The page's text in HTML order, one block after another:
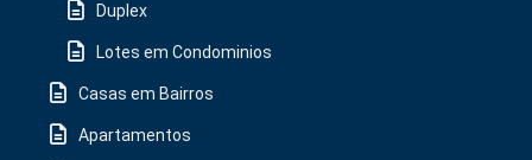
Duplex
Lotes em Condominios
Casas em Bairros
Apartamentos